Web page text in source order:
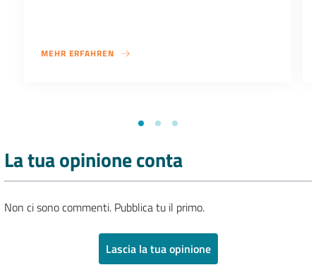
MEHR ERFAHREN
La tua opinione conta
Non ci sono commenti. Pubblica tu il primo.
Lascia la tua opinione